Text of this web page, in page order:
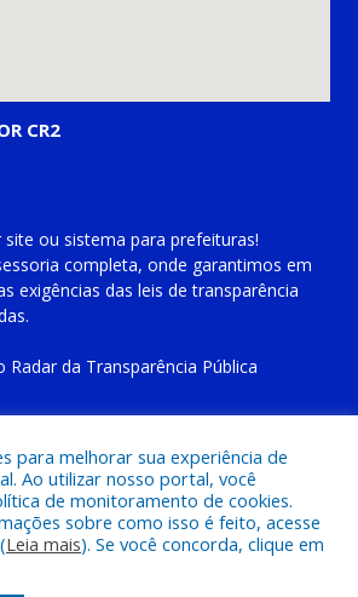
CR2
site ou sistema para prefeituras!
completa, onde garantimos em
exigências das leis de transparência
Radar da Transparência Pública
a Prefeitura Municipal de Cachoeira
do Piriá
para melhorar sua experiência de
Ao utilizar nosso portal, você
de monitoramento de cookies.
sobre como isso é feito, acesse
Leia mais). Se você concorda, clique em